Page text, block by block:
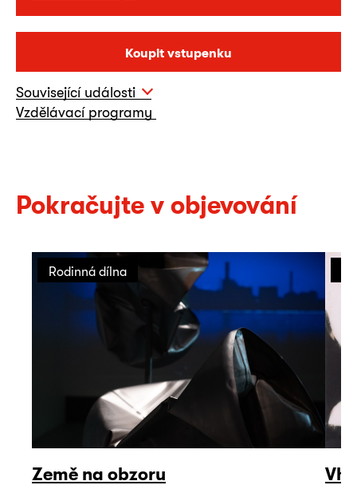
Koupit vstupenku
Související události
Vzdělávací programy
Pokračujte v objevování
Rodinná dílna
Země na obzoru